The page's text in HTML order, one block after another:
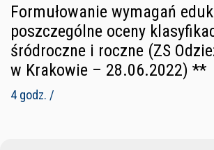
Formułowanie wymagań
poszczególne oceny
śródroczne i roczne (ZS
w Krakowie – 28.06.2022) **
4 godz. /